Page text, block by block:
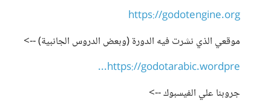
https://godotengine.org
موقعي الذي نشرت فيه الدورة (وبعض الدروس الجانبية) -->
https://godotarabic.wordpre...
جروبنا علي الفيسبوك -->